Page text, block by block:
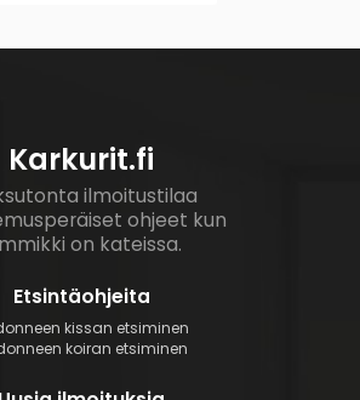
Karkurit.fi
ilmoitustilaa
ohjeet kun
on kateissa.
Etsintäohjeita
kissan etsiminen
koiran etsiminen